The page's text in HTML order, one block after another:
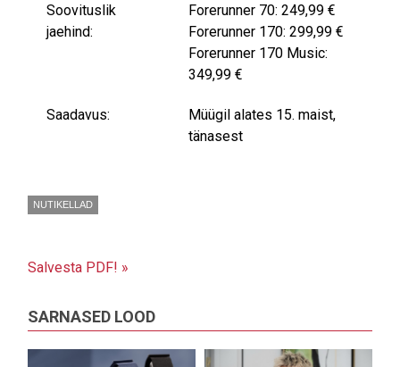
Soovituslik
jaehind:
Forerunner 70: 249,99 €
Forerunner 170: 299,99 €
Forerunner 170 Music:
349,99 €
Saadavus:
Müügil alates 15. maist,
tänasest
NUTIKELLAD
Salvesta PDF! »
SARNASED LOOD